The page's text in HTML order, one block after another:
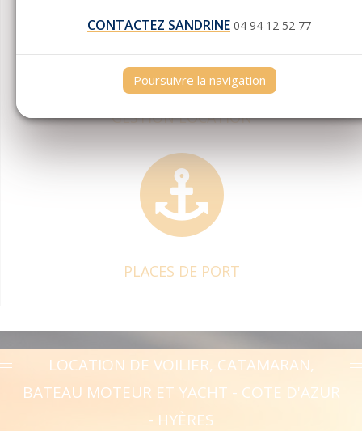
GESTION LOCATION
PLACES DE PORT
LOCATION DE VOILIER, CATAMARAN,
BATEAU MOTEUR ET YACHT - COTE D'AZUR
- HYÈRES
CONTACTEZ SANDRINE 04 94 12 52 77
Poursuivre la navigation